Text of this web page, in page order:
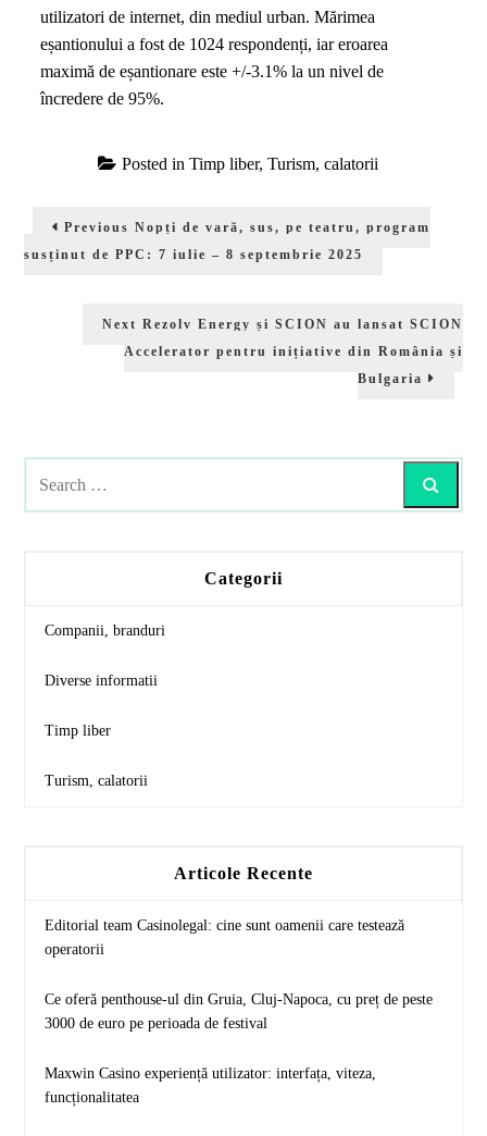
utilizatori de internet, din mediul urban. Mărimea
eșantionului a fost de 1024 respondenți, iar eroarea
maximă de eșantionare este +/-3.1% la un nivel de
încredere de 95%.
Posted in Timp liber, Turism, calatorii
în
Previous Previous
Nopți de vară, sus, pe teatru, program
susținut de PPC: 7 iulie – 8 septembrie 2025
Next Next
Rezolv Energy și SCION au lansat SCION
Accelerator pentru inițiative din România și
Bulgaria
Categorii
Companii, branduri
Diverse informatii
Timp liber
Turism, calatorii
Articole Recente
Editorial team Casinolegal: cine sunt oamenii care testează
operatorii
Ce oferă penthouse-ul din Gruia, Cluj-Napoca, cu preț de peste
3000 de euro pe perioada de festival
Maxwin Casino experiență utilizator: interfața, viteza,
funcționalitatea